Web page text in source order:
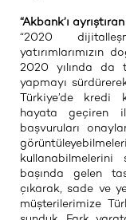
“Akbank’ı
“2020
yatırımlarımızın
2020 yılında da
yapmayı
Türkiye’de kredi
hayata geçiren
başvuruları
kullanabilmelerini
başında gelen
çıkarak, sade ve
müşterilerimize